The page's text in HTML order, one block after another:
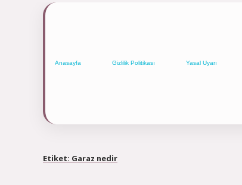
Anasayfa Gizlilik Politikası Yasal Uyarı
Etiket: Garaz nedir